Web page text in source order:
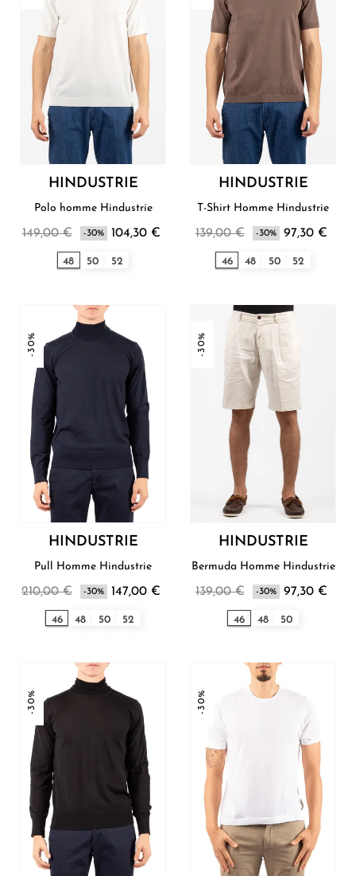
HINDUSTRIE
Polo homme Hindustrie
149,00 € -30% 104,30 €
48 50 52
HINDUSTRIE
T-Shirt Homme Hindustrie
139,00 € -30% 97,30 €
46 48 50 52
-30%
HINDUSTRIE
Pull Homme Hindustrie
210,00 € -30% 147,00 €
46 48 50 52
-30%
HINDUSTRIE
Bermuda Homme Hindustrie
139,00 € -30% 97,30 €
46 48 50
-30% -30%